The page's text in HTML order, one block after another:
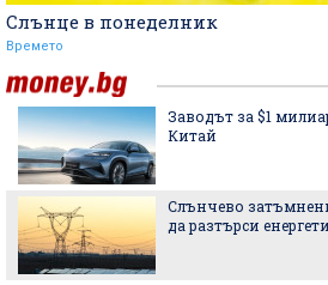
Слънце в понеделник
Времето
Заводът за $1
Китай
Слънчево
да разтърси